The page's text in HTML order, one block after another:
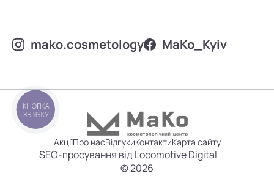
mako.cosmetology MаKo_Kyiv
АкціїПро насВідгукиКонтактиКарта сайту
SEO-просування від Locomotive Digital
© 2026
КНОПКА
ЗВ'ЯЗКУ